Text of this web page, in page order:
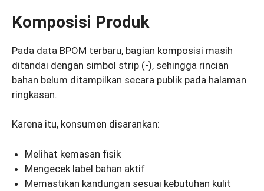
Komposisi Produk
Pada data BPOM terbaru, bagian komposisi masih
ditandai dengan simbol strip (-), sehingga rincian
bahan belum ditampilkan secara publik pada halaman
ringkasan.
Karena itu, konsumen disarankan:
Melihat kemasan fisik
Mengecek label bahan aktif
Memastikan kandungan sesuai kebutuhan kulit